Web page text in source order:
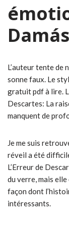
L’auteur tente de
sonne faux. Le
gratuit pdf à lire.
Descartes: La
manquent de
Je me suis
réveil a été
L’Erreur de
du verre, mais
façon dont
intéressants.